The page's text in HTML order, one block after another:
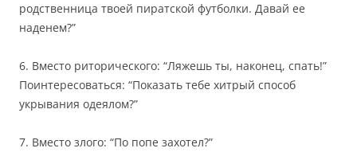
родственница твоей пиратской футболки. Давай ее
наденем?”
6. Вместо риторического: “Ляжешь ты, наконец, спать!”
Поинтересоваться: “Показать тебе хитрый способ
укрывания одеялом?”
7. Вместо злого: “По попе захотел?”